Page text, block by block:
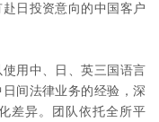
日投资意向的中国客户
用中、日、英三国语言
间法律业务的经验，深
差异。团队依托全所平